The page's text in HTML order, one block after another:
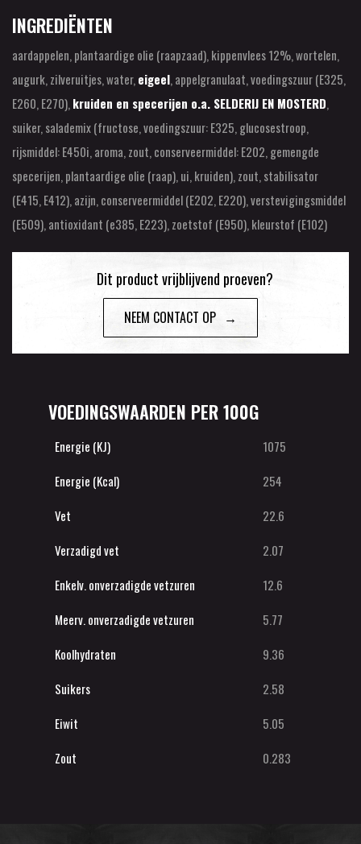
INGREDIËNTEN
aardappelen, plantaardige olie (raapzaad), kippenvlees 12%, wortelen,
augurk, zilveruitjes, water,eigeel, appelgranulaat, voedingszuur (E325,
E260, E270),kruiden en specerijen o.a. SELDERIJ EN MOSTERD,
suiker, salademix (fructose, voedingszuur: E325, glucosestroop,
rijsmiddel: E450i, aroma, zout, conserveermiddel: E202, gemengde
specerijen, plantaardige olie (raap), ui, kruiden), zout, stabilisator
(E415, E412), azijn, conserveermiddel (E202, E220), verstevigingsmiddel
(E509), antioxidant (e385, E223), zoetstof (E950), kleurstof (E102)
Dit product vrijblijvend proeven?
NEEM CONTACT OP
VOEDINGSWAARDEN PER 100G
Energie (KJ)
1075
Energie (Kcal)
254
Vet
22.6
Verzadigd vet
2.07
Enkelv. onverzadigde vetzuren
12.6
Meerv. onverzadigde vetzuren
5.77
Koolhydraten
9.36
Suikers
2.58
Eiwit
5.05
Zout
0.283